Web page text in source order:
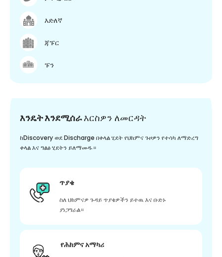
እድለኛ
ጃፑር
ፑን
እንዴት እንደሚሰራእርስዎን ለመርዳት
ከDiscovery ወደ Discharge በቀላል ሂደት የህክምና ጉዞዎን የተሳካ ለማድረግ
ቀላል እና ግልፅ ሂደትን ይለማመዱ።
ጥያቄ
ስለ ህክምናዎ ጉዳይ ጥያቄዎችን ይተዉ እና ቡድኑ
ያነጋግራል።
የሕክምና አማካሪ